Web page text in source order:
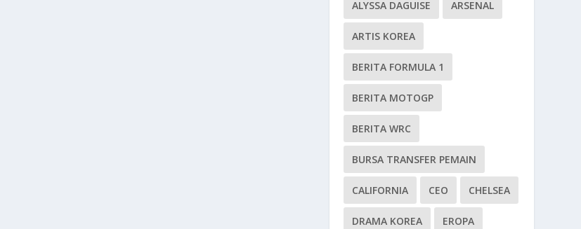
ALYSSA DAGUISE ARSENAL
ARTIS KOREA
BERITA FORMULA 1
BERITA MOTOGP
BERITA WRC
BURSA TRANSFER PEMAIN
CALIFORNIA CEO CHELSEA
DRAMA KOREA EROPA